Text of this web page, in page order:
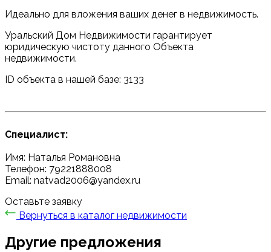
Идеально для вложения ваших денег в недвижимость.
Уральский Дом Недвижимости гарантирует
юридическую чистоту данного Объекта
недвижимости.
ID объекта в нашей базе: 3133
Специалист:
Имя: Наталья Романовна
Телефон: 79221888008
Email: natvad2006@yandex.ru
Оставьте заявку
Вернуться в каталог недвижимости
Другие предложения